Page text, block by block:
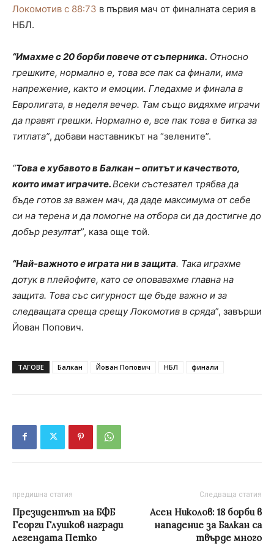
Локомотив с 88:73 в първия мач от финалната серия в
НБЛ.
“Имахме с 20 борби повече от съперника. Относно
грешките, нормално е, това все пак са финали, има
напрежение, както и емоции. Гледахме и финала в
Евролигата, в неделя вечер. Там също видяхме играчи
да правят грешки. Нормално е, все пак това е битка за
титлата”, добави наставникът на “зелените”.
“Това е хубавото в Балкан – опитът и качеството,
които имат играчите.Всеки състезател трябва да
бъде готов за важен мач, да даде максимума от себе
си на терена и да помогне на отбора си да достигне до
добър резултат”, каза още той.
“Най-важното е играта ни в защита. Така играхме
дотук в плейофите, като се оповавахме главна на
защита. Това със сигурност ще бъде важно и за
следващата среща срещу Локомотив в сряда”, завърши
Йован Попович.
ТАГОВЕ Балкан Йован Попович НБЛ финали
предишна статия
Президентът на БФБ
Георги Глушков награди
легендата Петко
Следваща статия
Aсен Николов: 18 борби в
нападение за Балкан са
твърде много